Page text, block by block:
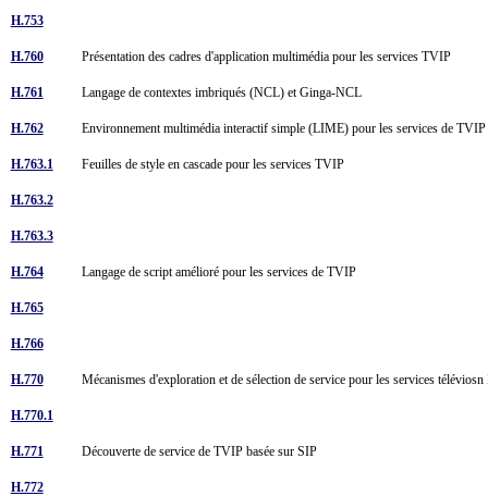
H.753
H.760 Présentation des cadres d'application multimédia pour les services TVIP
H.761 Langage de contextes imbriqués (NCL) et Ginga-NCL
H.762 Environnement multimédia interactif simple (LIME) pour les services de
H.763.1 Feuilles de style en cascade pour les services TVIP
H.763.2
H.763.3
H.764 Langage de script amélioré pour les services de TVIP
H.765
H.766
H.770 Mécanismes d'exploration et de sélection de service pour les services
H.770.1
H.771 Découverte de service de TVIP basée sur SIP
H.772